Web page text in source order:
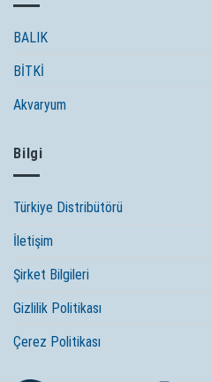
BALIK
BİTKİ
Akvaryum
Bilgi
Türkiye Distribütörü
İletişim
Şirket Bilgileri
Gizlilik Politikası
Çerez Politikası